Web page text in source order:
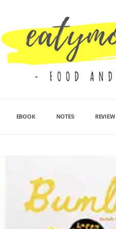
EBOOK NOTES REVIEW